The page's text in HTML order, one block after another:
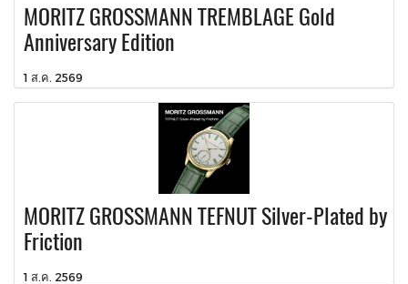
MORITZ GROSSMANN TREMBLAGE Gold
Anniversary Edition
1 ส.ค. 2569
MORITZ GROSSMANN TEFNUT Silver-Plated by
Friction
1 ส.ค. 2569